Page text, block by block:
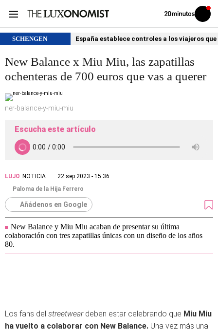
Volver
Iniciar
sesión
SCHENGEN España establece controles a los viajeros
New Balance x Miu Miu, las zapatillas
ochenteras de 700 euros que vas a querer
ner-balance-y-miu-miu
Escucha este artículo
LUJO NOTICIA
22 sep 2023 - 15:36
Paloma de la Hija Ferrero
Añádenos en Google
New Balance y Miu Miu acaban de presentar su última
colaboración con tres zapatillas únicas con un diseño de los años
80.
Los fans del streetweardeben estar celebrando que Miu Miu
ha vuelto a colaborar con New Balance. Una vez más una